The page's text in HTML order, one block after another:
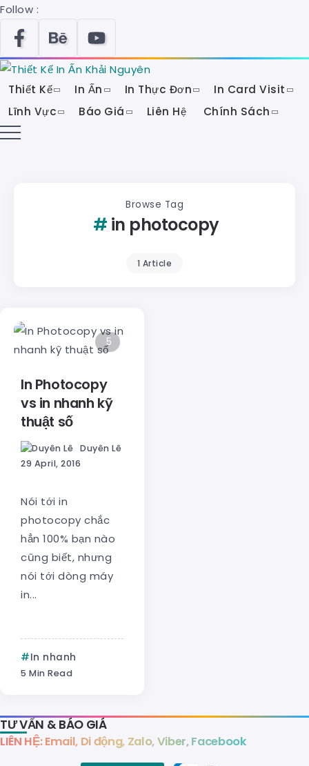
Follow :
Thiết Kế In Ấn In Thực Đơn
In Card Visit
Lĩnh Vực
Báo Giá Liên Hệ Chính Sách
Browse Tag
in photocopy
1 Article
5
In Photocopy
vs in nhanh kỹ
thuật số
Duyên Lê
29 April, 2016
Nói tới in
photocopy chắc
hẳn 100% bạn nào
cũng biết, nhưng
nói tới dòng máy
in...
In nhanh
5 Min Read
TƯ VẤN & BÁO GIÁ
LIÊN HỆ: Email, Di động, Zalo, Viber, Facebook